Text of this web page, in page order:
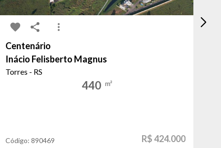
Centenário
Inácio Felisberto Magnus
Torres - RS
440 m²
Código: 890469 R$ 424.000